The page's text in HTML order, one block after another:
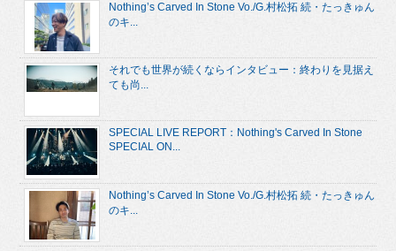
Nothing’s Carved In Stone Vo./G.村松拓 続・たっきゅん
のキ...
それでも世界が続くならインタビュー：終わりを見据え
ても尚...
SPECIAL LIVE REPORT：Nothing's Carved In Stone
SPECIAL ON...
Nothing’s Carved In Stone Vo./G.村松拓 続・たっきゅん
のキ...